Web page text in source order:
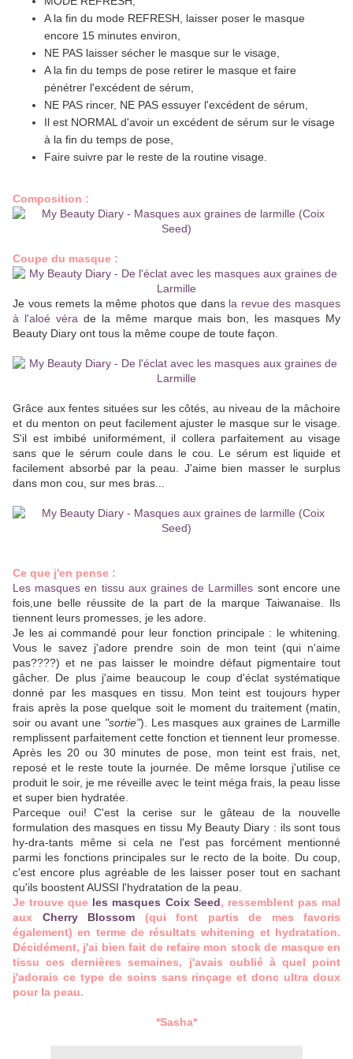
A la fin du mode REFRESH, laisser poser le masque
encore 15 minutes environ,
NE PAS laisser sécher le masque sur le visage,
A la fin du temps de pose retirer le masque et faire
pénétrer l'excédent de sérum,
NE PAS rincer, NE PAS essuyer l'excédent de sérum,
Il est NORMAL d'avoir un excédent de sérum sur le visage
à la fin du temps de pose,
Faire suivre par le reste de la routine visage.
Composition :
Coupe du masque :
Je vous remets la même photos que dans la revue des masques
à l'aloé véra de la même marque mais bon, les masques My
Beauty Diary ont tous la même coupe de toute façon.
Grâce aux fentes situées sur les côtés, au niveau de la mâchoire
et du menton on peut facilement ajuster le masque sur le visage.
S'il est imbibé uniformément, il collera parfaitement au visage
sans que le sérum coule dans le cou. Le sérum est liquide et
facilement absorbé par la peau. J'aime bien masser le surplus
dans mon cou, sur mes bras...
Ce que j'en pense :
Les masques en tissu aux graines de Larmilles sont encore une
fois,une belle réussite de la part de la marque Taiwanaise. Ils
tiennent leurs promesses, je les adore.
Je les ai commandé pour leur fonction principale : le whitening.
Vous le savez j'adore prendre soin de mon teint (qui n'aime
pas????) et ne pas laisser le moindre défaut pigmentaire tout
gâcher. De plus j'aime beaucoup le coup d'éclat systématique
donné par les masques en tissu. Mon teint est toujours hyper
frais après la pose quelque soit le moment du traitement (matin,
soir ou avant une "sortie"). Les masques aux graines de Larmille
remplissent parfaitement cette fonction et tiennent leur promesse.
Après les 20 ou 30 minutes de pose, mon teint est frais, net,
reposé et le reste toute la journée. De même lorsque j'utilise ce
produit le soir, je me réveille avec le teint méga frais, la peau lisse
et super bien hydratée.
Parceque oui! C'est la cerise sur le gâteau de la nouvelle
formulation des masques en tissu My Beauty Diary : ils sont tous
hy-dra-tants même si cela ne l'est pas forcément mentionné
parmi les fonctions principales sur le recto de la boite. Du coup,
c'est encore plus agréable de les laisser poser tout en sachant
qu'ils boostent AUSSI l'hydratation de la peau.
Je trouve que les masques Coix Seed, ressemblent pas mal
aux Cherry Blossom (qui font partis de mes favoris
également) en terme de résultats whitening et hydratation.
Décidément, j'ai bien fait de refaire mon stock de masque en
tissu ces dernières semaines, j'avais oublié à quel point
j'adorais ce type de soins sans rinçage et donc ultra doux
pour la peau.
*Sasha*